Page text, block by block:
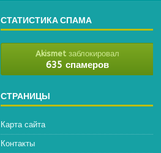
СТАТИСТИКА СПАМА
Akismet заблокировал
635 спамеров
СТРАНИЦЫ
Карта сайта
Контакты